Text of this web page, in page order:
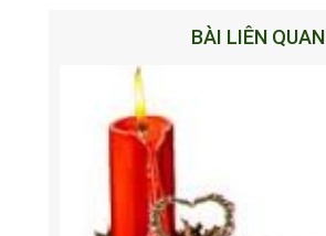
BÀI LIÊN QUAN